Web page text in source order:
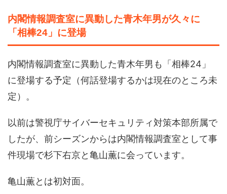
内閣情報調査室に異動した青木年男が久々に
「相棒24」に登場
内閣情報調査室に異動した青木年男も「相棒24」
に登場する予定（何話登場するかは現在のところ未
定）。
以前は警視庁サイバーセキュリティ対策本部所属で
したが、前シーズンからは内閣情報調査室として事
件現場で杉下右京と亀山薫に会っています。
亀山薫とは初対面。